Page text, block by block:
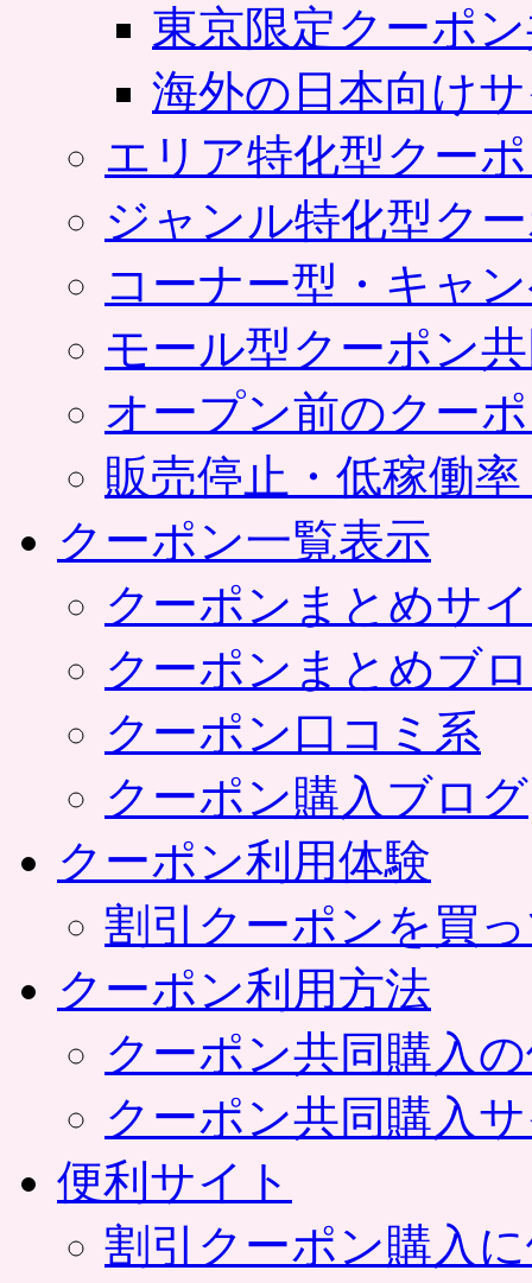
東京限定クーポ
海外の日本向け
エリア特化型クー
ジャンル特化型ク
コーナー型・キャ
モール型クーポン
オープン前のクー
販売停止・低稼働
クーポン一覧表示
クーポンまとめサ
クーポンまとめブ
クーポン口コミ系
クーポン購入ブログ
クーポン利用体験
割引クーポンを買
クーポン利用方法
クーポン共同購入
クーポン共同購入
便利サイト
割引クーポン購入